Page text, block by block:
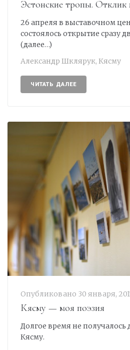
Эстонские тропы. Отклик
26 апреля в выставочном
состоялось открытие сразу
(далее…)
Александр Шклярук, Кясму
ЧИТАТЬ ДАЛЕЕ
Опубликовано 30 января,
Кясму — моя поэзия
Долгое время не получалось
Кясму.